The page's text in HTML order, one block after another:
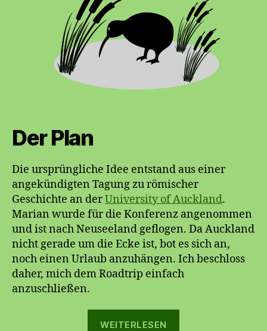
Der Plan
Die ursprüngliche Idee entstand aus einer
angekündigten Tagung zu römischer
Geschichte an derUniversity of Auckland.
Marian wurde für die Konferenz angenommen
und ist nach Neuseeland geflogen. Da Auckland
nicht gerade um die Ecke ist, bot es sich an,
noch einen Urlaub anzuhängen. Ich beschloss
daher, mich dem Roadtrip einfach
anzuschließen.
WEITERLESEN